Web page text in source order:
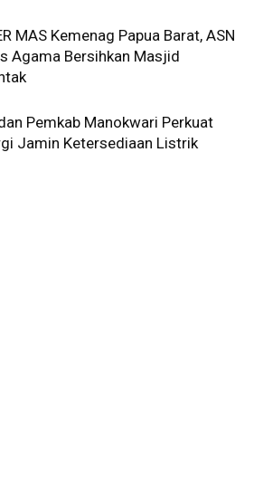
MAS Kemenag Papua Barat, ASN
Agama Bersihkan Masjid
Pemkab Manokwari Perkuat
Jamin Ketersediaan Listrik